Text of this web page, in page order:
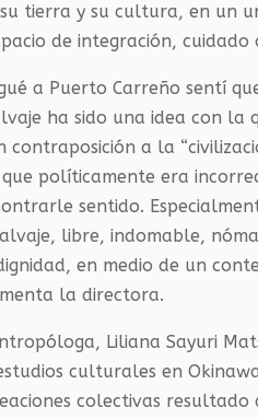
tierra y su cultura, en un
de integración, cuidado
a Puerto Carreño sentí
ha sido una idea con la
contraposición a la
que políticamente era
sentido.
libre, indomable,
en medio de un
la directora.
Liliana Sayuri
culturales en
colectivas